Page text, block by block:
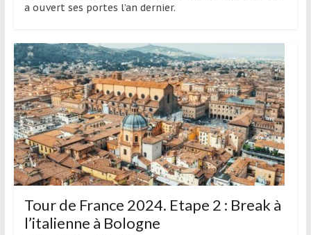
a ouvert ses portes l’an dernier.
Tour de France 2024. Etape 2 : Break à
l’italienne à Bologne